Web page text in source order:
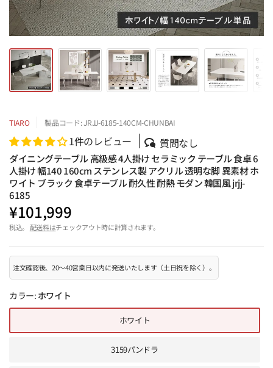
TIARO 製品コード: JRJJ-6185-140CM-CHUNBAI
1件のレビュー 質問なし
ダイニングテーブル 高級感 4人掛け セラミック テーブル 食卓 6
人掛け 幅140 160cm ステンレス製 アクリル 透明な脚 異素材 ホ
ワイト ブラック 食卓テーブル 耐久性 耐熱 モダン 韓国風 jrjj-
6185
¥101,999
税込。 配送料はチェックアウト時に計算されます。
注文確認後、20～40営業日以内に発送いたします（土日祝を除く）。
カラー: ホワイト
ホワイト
3159パンドラ